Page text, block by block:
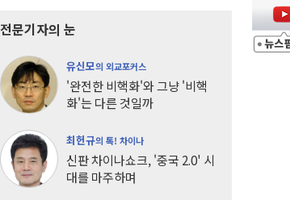
전문기자의 눈
유신모의 외교포커스
'완전한 비핵화'와 그냥 '비핵
화'는 다른 것일까
최헌규의 톡! 차이나
신판 차이나쇼크, '중국 2.0' 시
대를 마주하며